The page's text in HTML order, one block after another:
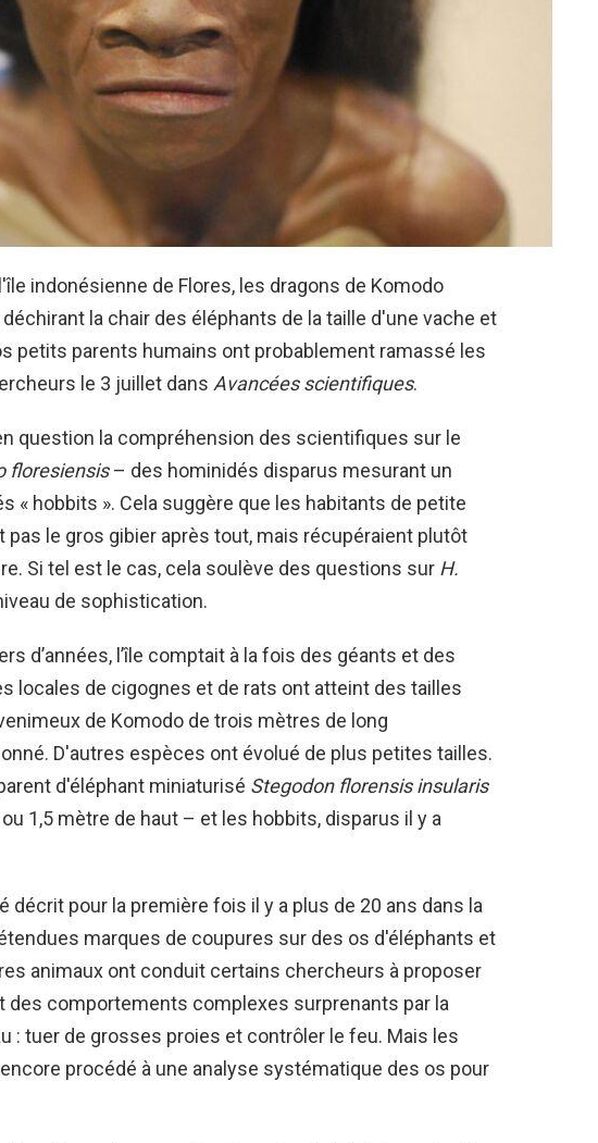
indonésienne de Flores, les dragons de Komodo
la chair des éléphants de la taille d'une vache et
petits parents humains ont probablement ramassé les
le 3 juillet dans Avancées scientifiques.
question la compréhension des scientifiques sur le
floresiensis– des hominidés disparus mesurant un
« hobbits ». Cela suggère que les habitants de petite
pas le gros gibier après tout, mais récupéraient plutôt
Si tel est le cas, cela soulève des questions sur H.
de sophistication.
d’années, l’île comptait à la fois des géants et des
locales de cigognes et de rats ont atteint des tailles
de Komodo de trois mètres de long
D'autres espèces ont évolué de plus petites tailles.
d'éléphant miniaturisé Stegodon florensis insularis
1,5 mètre de haut – et les hobbits, disparus il y a
décrit pour la première fois il y a plus de 20 ans dans la
marques de coupures sur des os d'éléphants et
animaux ont conduit certains chercheurs à proposer
des comportements complexes surprenants par la
: tuer de grosses proies et contrôler le feu. Mais les
procédé à une analyse systématique des os pour